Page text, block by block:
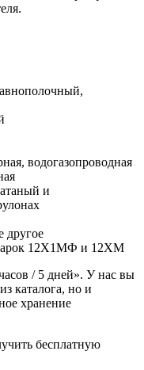
водогазопроводная
и
другое
12Х1МФ и 12ХМ
/ 5 дней». У нас вы
каталога, но и
хранение
бесплатную